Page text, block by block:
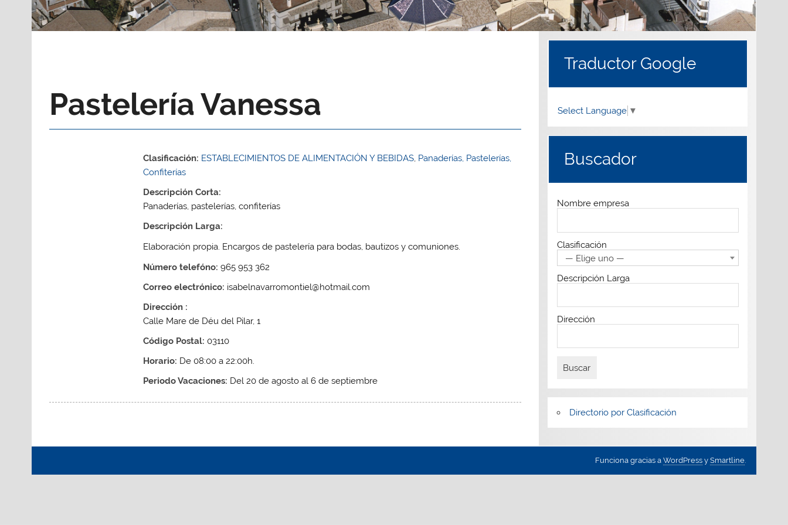
Pastelería Vanessa
Clasificación: ESTABLECIMIENTOS DE ALIMENTACIÓN Y BEBIDAS, Panaderías, Pastelerías,
Confiterías
Descripción Corta:
Panaderías, pastelerías, confiterías
Descripción Larga:
Elaboración propia. Encargos de pastelería para bodas, bautizos y comuniones.
Número telefóno: 965 953 362
Correo electrónico: isabelnavarromontiel@hotmail.com
Dirección :
Calle Mare de Déu del Pilar, 1
Código Postal: 03110
Horario: De 08:00 a 22:00h.
Periodo Vacaciones: Del 20 de agosto al 6 de septiembre
Traductor Google
Select Language ▼
Buscador
Nombre empresa
Clasificación
— Elige uno —
Descripción Larga
Dirección
Directorio por Clasificación
Funciona gracias a WordPress y Smartline